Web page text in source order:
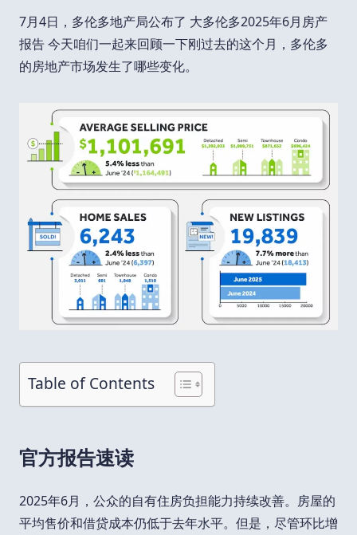
7月4日，多伦多地产局公布了 大多伦多2025年6月房产
报告 今天咱们一起来回顾一下刚过去的这个月，多伦多
的房地产市场发生了哪些变化。
Table of Contents
官方报告速读
2025年6月，公众的自有住房负担能力持续改善。房屋的
平均售价和借贷成本仍低于去年水平。但是，尽管环比增